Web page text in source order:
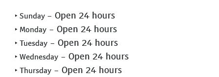
‣ Sunday - Open 24 hours
‣ Monday - Open 24 hours
‣ Tuesday - Open 24 hours
‣ Wednesday - Open 24 hours
‣ Thursday - Open 24 hours